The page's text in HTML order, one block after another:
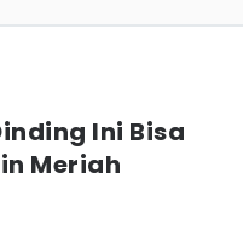
Ini Bisa
Meriah